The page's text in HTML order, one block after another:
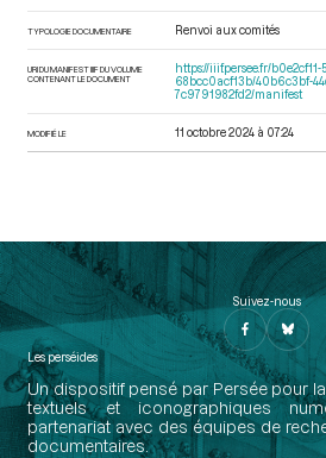
TYPOLOGIE DOCUMENTAIRE Renvoi aux comités
URI DU MANIFEST IIIF DU VOLUME
CONTENANT LE DOCUMENT
https://iiif.persee.fr/
68bcc0acf13b/40b6c3bf-
7c9791982fd2/manifest
MODIFIÉ LE 11 octobre 2024 à 07:24
Suivez-nous
Les perséides
Un dispositif pensé par Persée pour
textuels et iconographiques
partenariat avec des équipes de
documentaires.